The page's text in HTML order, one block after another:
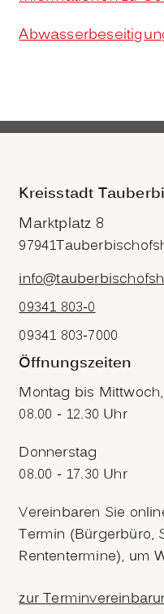
Kreisstadt
Marktplatz 8
97941
09341 803-0
09341 803-7000
Öffnungszeiten
Montag bis
08.00 - 12.30 Uhr
Donnerstag
08.00 - 17.30 Uhr
Vereinbaren Sie
Termin (Bürgerbüro,
Rententermine), um
zur